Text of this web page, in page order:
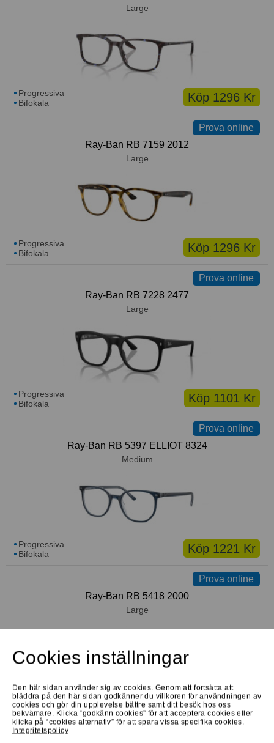
Large
Köp 1296 Kr
Progressiva
Bifokala
Prova online
Ray-Ban RB 7159 2012
Large
Köp 1296 Kr
Progressiva
Bifokala
Prova online
Ray-Ban RB 7228 2477
Large
Köp 1101 Kr
Progressiva
Bifokala
Prova online
Ray-Ban RB 5397 ELLIOT 8324
Medium
Köp 1221 Kr
Progressiva
Bifokala
Prova online
Ray-Ban RB 5418 2000
Large
Köp 1221 Kr
Progressiva
Bifokala
Låna hem
Cookies inställningar
Den här sidan använder sig av cookies. Genom att fortsätta att
bläddra på den här sidan godkänner du villkoren för användningen av
cookies och gör din upplevelse bättre samt ditt besök hos oss
bekvämare. Klicka “godkänn cookies” för att acceptera cookies eller
klicka på “cookies alternativ” för att spara vissa specifika cookies.
Integritetspolicy